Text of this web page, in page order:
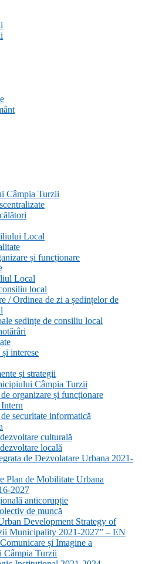
Câmpia Turzii
Local
și funcționare
Local
local
/ Ordinea de zi a ședințelor de
sedințe de consiliu local
interese
și strategii
Câmpia Turzii
organizare și funcționare
securitate informatică
culturală
locală
de Dezvolatare Urbana 2021-
Plan de Mobilitate Urbana
2027
anticorupție
de muncă
Development Strategy of
Municipality 2021-2027” – EN
și Imagine a
Turzii